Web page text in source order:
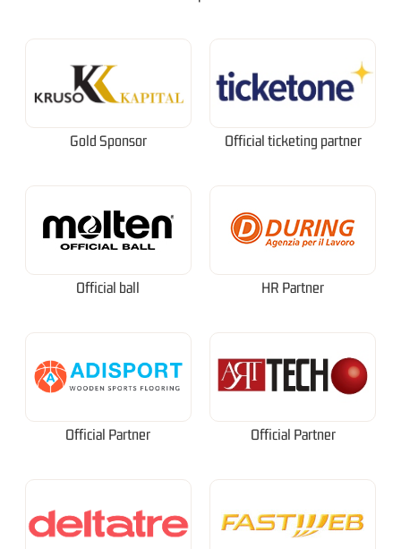
Gold Sponsor Official ticketing partner
Official ball HR Partner
Official Partner Official Partner